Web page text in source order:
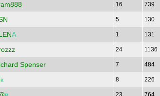
16 739
5 130
А 1 131
24 1136
Spenser 7 484
к 8 226
23 764